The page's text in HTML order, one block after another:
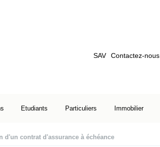
SAV Contactez-nous
Etudiants Particuliers Immobilier
d'un contrat d'assurance à échéance